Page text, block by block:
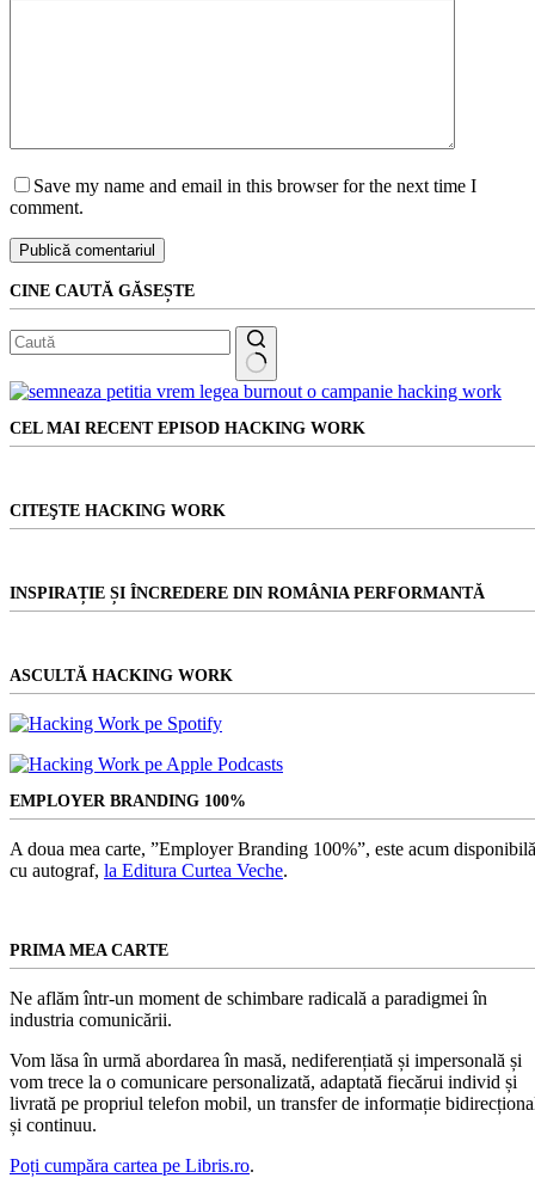
Save my name and email in this browser for the next time I
comment.
Publică comentariul
CINE CAUTĂ GĂSEȘTE
Niciun
CEL MAI RECENT EPISOD HACKING WORK
CITEŞTE HACKING WORK
INSPIRAȚIE ȘI ÎNCREDERE DIN ROMÂNIA PERFORMANTĂ
ASCULTĂ HACKING WORK
EMPLOYER BRANDING 100%
A doua mea carte, ”Employer Branding 100%”, este acum
cu autograf, la Editura Curtea Veche.
PRIMA MEA CARTE
Ne aflăm într-un moment de schimbare radicală a paradigmei în
industria comunicării.
Vom lăsa în urmă abordarea în masă, nediferențiată și impersonală și
vom trece la o comunicare personalizată, adaptată fiecărui individ și
livrată pe propriul telefon mobil, un transfer de informație
și continuu.
Poți cumpăra cartea pe Libris.ro.